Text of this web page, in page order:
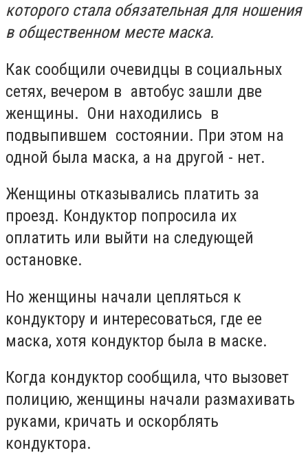
которого стала обязательная для ношения
в общественном месте маска.
Как сообщили очевидцы в социальных
сетях, вечером в автобус зашли две
женщины. Они находились в
подвыпившем состоянии. При этом на
одной была маска, а на другой - нет.
Женщины отказывались платить за
проезд. Кондуктор попросила их
оплатить или выйти на следующей
остановке.
Но женщины начали цепляться к
кондуктору и интересоваться, где ее
маска, хотя кондуктор была в маске.
Когда кондуктор сообщила, что вызовет
полицию, женщины начали размахивать
руками, кричать и оскорблять
кондуктора.